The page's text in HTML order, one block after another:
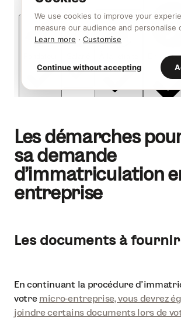
Les démarches
sa demande
d’immatriculation
entreprise
Les documents à fournir
En continuant la procédure
votre micro-entreprise, vous devrez
joindre certains documents lors de